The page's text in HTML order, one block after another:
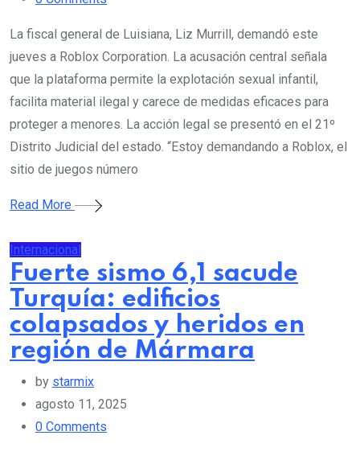
La fiscal general de Luisiana, Liz Murrill, demandó este
jueves a Roblox Corporation. La acusación central señala
que la plataforma permite la explotación sexual infantil,
facilita material ilegal y carece de medidas eficaces para
proteger a menores. La acción legal se presentó en el 21º
Distrito Judicial del estado. “Estoy demandando a Roblox, el
sitio de juegos número
Read More
Internacional
Fuerte sismo 6,1 sacude
Turquía: edificios
colapsados y heridos en
región de Mármara
by starmix
agosto 11, 2025
0 Comments